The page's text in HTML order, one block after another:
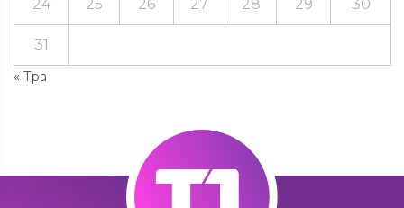
« Тра
24 25 26 27 28 29 30
31